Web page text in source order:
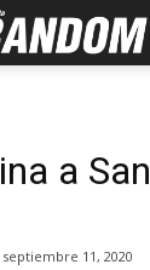
a San
septiembre 11, 2020